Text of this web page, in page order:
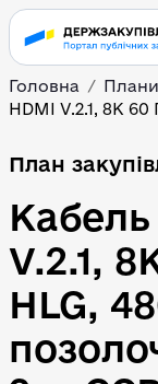
Головна Плани
HDMI V.2.1, 8К 60
План
Кабель
V.2.1,
HLG,